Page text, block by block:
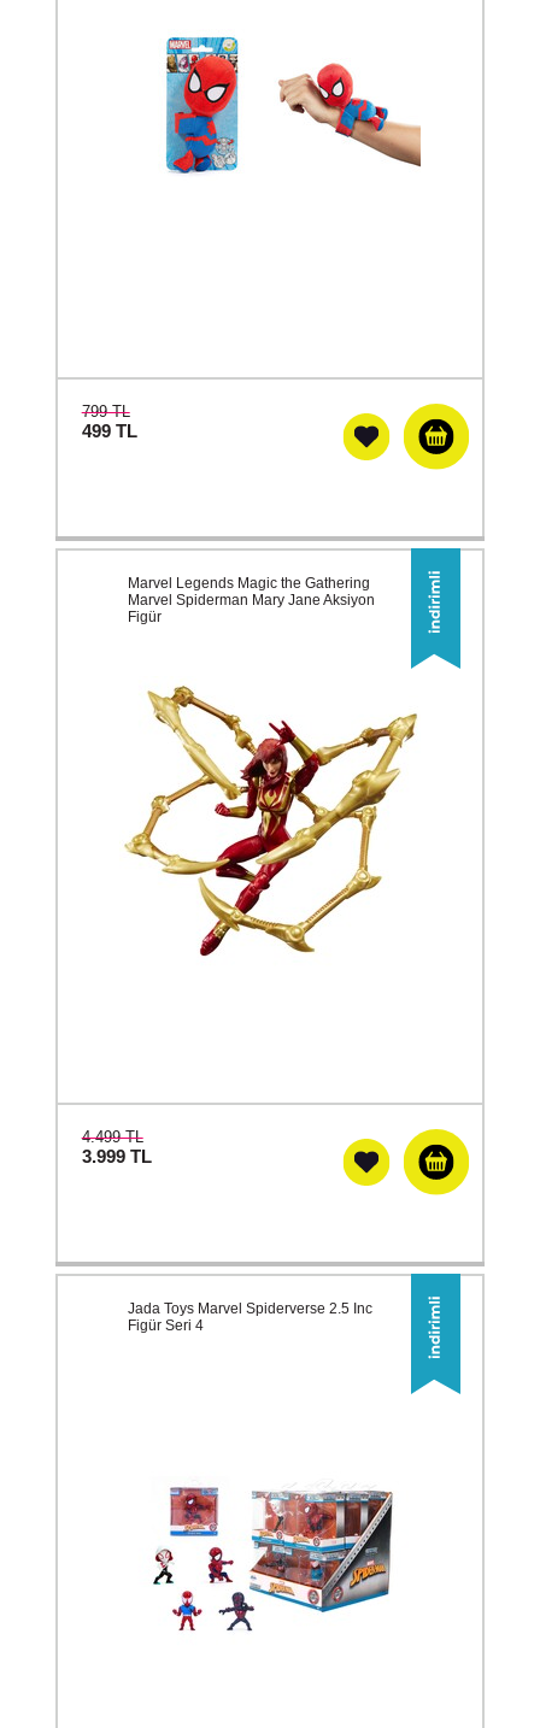
799 TL
499 TL
Marvel Legends Magic the Gathering
Marvel Spiderman Mary Jane Aksiyon
Figür
4.499 TL
3.999 TL
Jada Toys Marvel Spiderverse 2.5 Inc
Figür Seri 4